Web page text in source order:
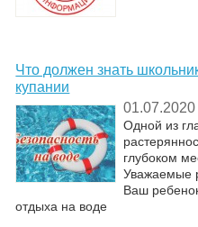
Что должен знать
купании
01.07.2020
Одной из
глубоком
Уважаемые
Ваш
отдыха на воде